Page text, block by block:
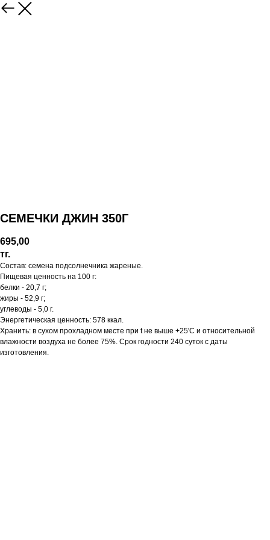
СЕМЕЧКИ ДЖИН 350Г
695,00
тг.
Состав: семена подсолнечника жареные.
Пищевая ценность на 100 г:
белки - 20,7 г;
жиры - 52,9 г;
углеводы - 5,0 г.
Энергетическая ценность: 578 ккал.
Хранить: в сухом прохладном месте при t не выше +25'C и относительной
влажности воздуха не более 75%. Срок годности 240 суток с даты
изготовления.